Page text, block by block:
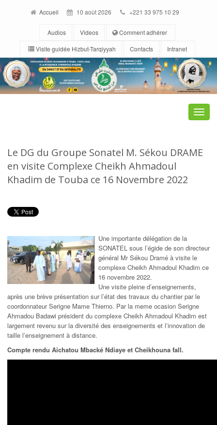
Accueil 10 août 2026 +221 33 975 10 29
Audios Videos
Comment adhérer
Visite guidée Hizbut-Tarqiyyah
Contacts Intranet
Toggle
Le DG du Groupe Sonatel M. Sékou DRAME
en visite Complexe Cheikh Ahmadoul
Khadim de Touba ce 16 Novembre 2022
Une importante délégation de la
SONATEL sous l’égide de son directeur
général Mr Sékou Dramé à visite le
complexe Cheikh Ahmadoul Khadim ce
16 novembre 2022.
Une visite pleine d’enseignements,
après une brève présentation sur l’état des travaux du chantier par le
coordonnateur Serigne Mame Thierno. Par la meme ocasion Serigne
Ahmadou Badawi président du complexe Cheikh Ahmadoul Khadim est
largement revenu sur la diversité des enseignements et l’innovation de
taille l’enseignement à distance.
Compte rendu Aichatou Mbacké Ndiaye et Cheikhouna fall.